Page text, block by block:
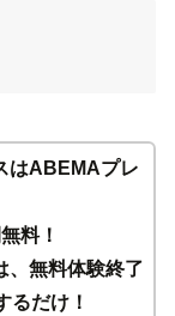
はABEMAプレ
料！
、無料体験終了
るだけ！